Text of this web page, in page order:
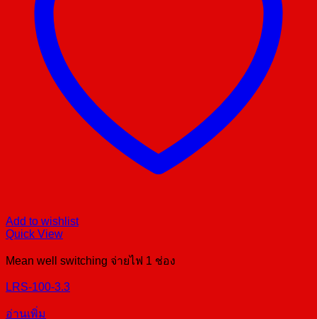
Add to wishlist
Quick View
Mean well switching จ่ายไฟ 1 ช่อง
LRS-100-3.3
อ่านเพิ่ม